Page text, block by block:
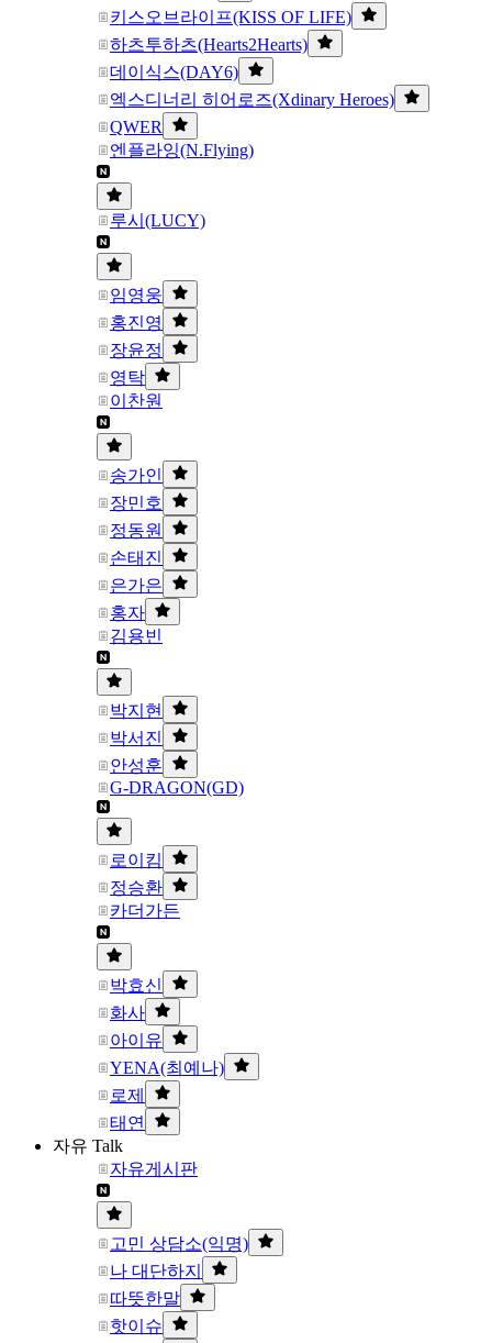
키스오브라이프(KISS OF LIFE)
하츠투하츠(Hearts2Hearts)
데이식스(DAY6)
엑스디너리 히어로즈(Xdinary Heroes)
QWER
엔플라잉(N.Flying)
루시(LUCY)
임영웅
홍진영
장윤정
영탁
이찬원
송가인
장민호
정동원
손태진
은가은
홍자
김용빈
박지현
박서진
안성훈
G-DRAGON(GD)
로이킴
정승환
카더가든
박효신
화사
아이유
YENA(최예나)
로제
태연
자유 Talk
자유게시판
고민 상담소(익명)
나 대단하지
따뜻한말
핫이슈